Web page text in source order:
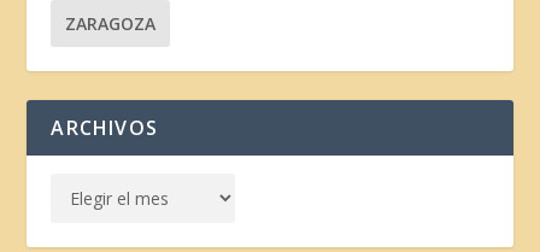
ZARAGOZA
ARCHIVOS